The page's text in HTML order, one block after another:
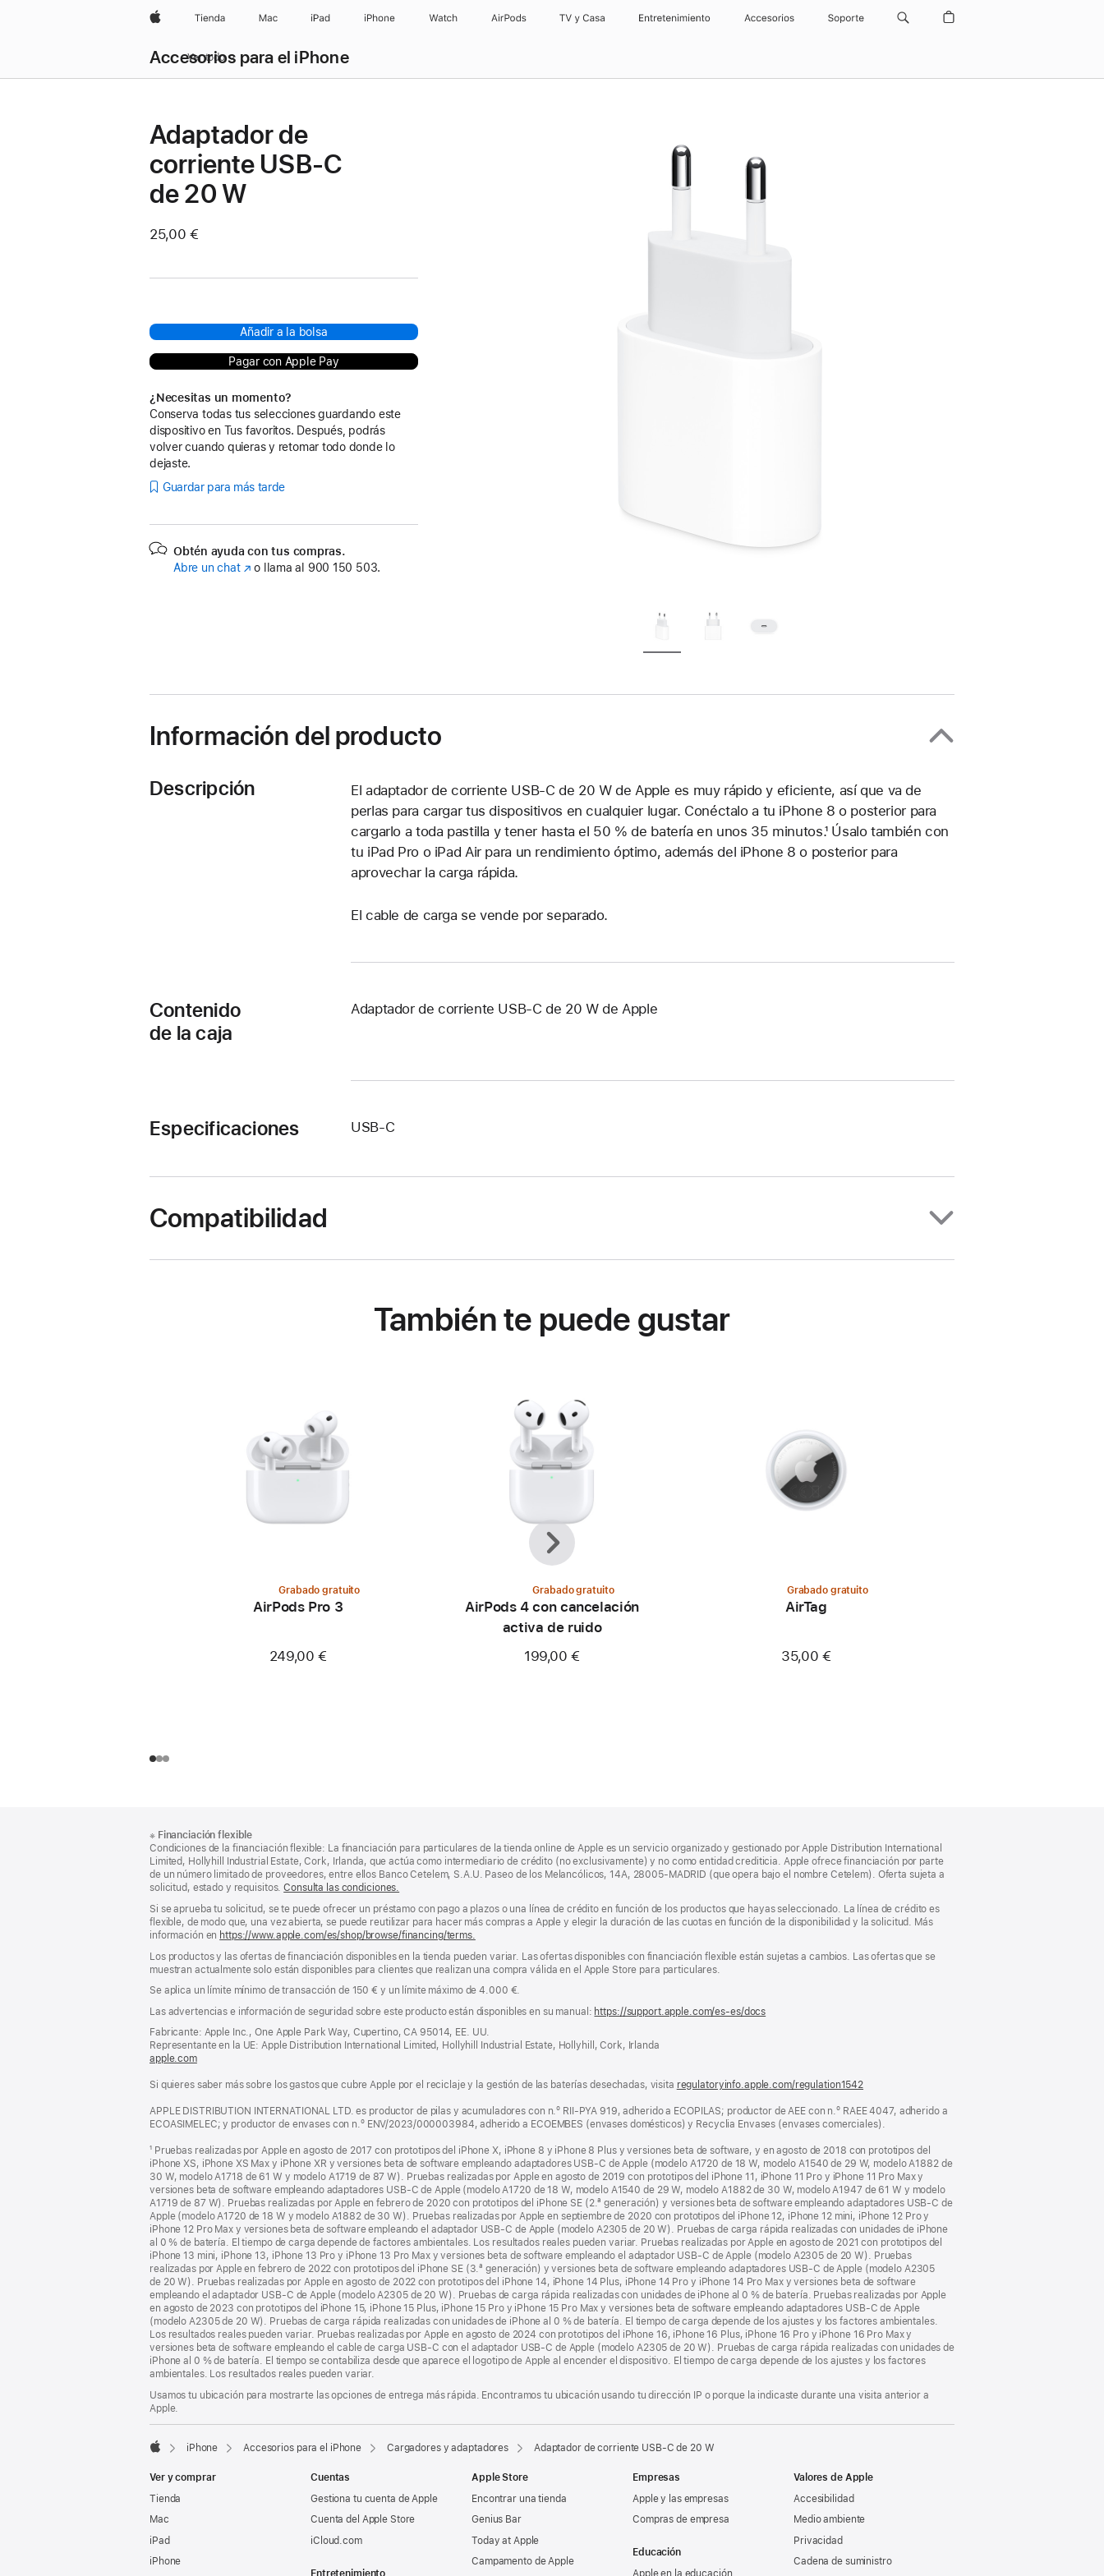
AppleTienda Mac iPad iPhone Watch AirPods TV y Casa Entretenimiento Accesorios Soporte
Accesorios para el iPhone
Ver todo
Adaptador de
corriente USB-C
de 20 W
25,00 €
Añadir a la bolsa
Pagar con Apple Pay
¿Necesitas un momento?
Conserva todas tus selecciones guardando este
dispositivo en Tus favoritos. Después, podrás
volver cuando quieras y retomar todo donde lo
dejaste.
Guardar para más tarde
Obtén ayuda con tus compras.
Abre un chat(Seo llama al 900 150 503.
Información del producto
Descripción
El adaptador de corriente USB-C de 20 W de Apple es muy rápido y eficiente, así que va de
perlas para cargar tus dispositivos en cualquier lugar. Conéctalo a tu iPhone 8 o posterior para
cargarlo a toda pastilla y tener hasta el 50 % de batería en unos 35 minutos.¹ Úsalo también con
tu iPad Pro o iPad Air para un rendimiento óptimo, además del iPhone 8 o posterior para
aprovechar la carga rápida.
El cable de carga se vende por separado.
Contenido
de la caja
Adaptador de corriente USB-C de 20 W de Apple
Especificaciones USB‑C
Compatibilidad
También te puede gustar
Grabado gratuito
AirPods Pro 3
249,00 €
Grabado gratuito
AirPods 4 con cancelación
activa de ruido
199,00 €
Grabado gratuito
AirTag
35,00 €
Anterior
Siguiente
a
pie
de
página
al
pie
※ Financiación flexible
Condiciones de la financiación flexible: La financiación para particulares de la tienda online de Apple es un servicio organizado y gestionado por Apple Distribution International
Limited, Hollyhill Industrial Estate, Cork, Irlanda, que actúa como intermediario de crédito (no exclusivamente) y no como entidad crediticia. Apple ofrece financiación por parte
de un número limitado de proveedores, entre ellos Banco Cetelem, S.A.U. Paseo de los Melancólicos, 14A, 28005-MADRID (que opera bajo el nombre Cetelem). Oferta sujeta a
solicitud, estado y requisitos.Consulta las condiciones.
Si se aprueba tu solicitud, se te puede ofrecer un préstamo con pago a plazos o una línea de crédito en función de los productos que hayas seleccionado. La línea de crédito es
flexible, de modo que, una vez abierta, se puede reutilizar para hacer más compras a Apple y elegir la duración de las cuotas en función de la disponibilidad y la solicitud. Más
información en https://www.apple.com/es/shop/browse/financing/terms.
Los productos y las ofertas de financiación disponibles en la tienda pueden variar. Las ofertas disponibles con financiación flexible están sujetas a cambios. Las ofertas que se
muestran actualmente solo están disponibles para clientes que realizan una compra válida en el Apple Store para particulares.
Se aplica un límite mínimo de transacción de 150 € y un límite máximo de 4.000 €.
Las advertencias e información de seguridad sobre este producto están disponibles en su manual: https://support.apple.com/es-es/docs
nueva)
Fabricante: Apple Inc., One Apple Park Way, Cupertino, CA 95014, EE. UU.
Representante en la UE: Apple Distribution International Limited, Hollyhill Industrial Estate, Hollyhill, Cork, Irlanda
apple.com(se
en
ventana
nueva)
Si quieres saber más sobre los gastos que cubre Apple por el reciclaje y la gestión de las baterías desechadas, visita regulatoryinfo.apple.com/regulation1542
en
una
nueva)
APPLE DISTRIBUTION INTERNATIONAL LTD. es productor de pilas y acumuladores con n.º RII-PYA 919, adherido a ECOPILAS; productor de AEE con n.º RAEE 4047, adherido a
ECOASIMELEC; y productor de envases con n.º ENV/2023/000003984, adherido a ECOEMBES (envases domésticos) y Recyclia Envases (envases comerciales).
¹ Pruebas realizadas por Apple en agosto de 2017 con prototipos del iPhone X, iPhone 8 y iPhone 8 Plus y versiones beta de software, y en agosto de 2018 con prototipos del
iPhone XS, iPhone XS Max y iPhone XR y versiones beta de software empleando adaptadores USB-C de Apple (modelo A1720 de 18 W, modelo A1540 de 29 W, modelo A1882 de
30 W, modelo A1718 de 61 W y modelo A1719 de 87 W). Pruebas realizadas por Apple en agosto de 2019 con prototipos del iPhone 11, iPhone 11 Pro y iPhone 11 Pro Max y
versiones beta de software empleando adaptadores USB‑C de Apple (modelo A1720 de 18 W, modelo A1540 de 29 W, modelo A1882 de 30 W, modelo A1947 de 61 W y modelo
A1719 de 87 W). Pruebas realizadas por Apple en febrero de 2020 con prototipos del iPhone SE (2.ª generación) y versiones beta de software empleando adaptadores USB‑C de
Apple (modelo A1720 de 18 W y modelo A1882 de 30 W). Pruebas realizadas por Apple en septiembre de 2020 con prototipos del iPhone 12, iPhone 12 mini, iPhone 12 Pro y
iPhone 12 Pro Max y versiones beta de software empleando el adaptador USB‑C de Apple (modelo A2305 de 20 W). Pruebas de carga rápida realizadas con unidades de iPhone
al 0 % de batería. El tiempo de carga depende de factores ambientales. Los resultados reales pueden variar. Pruebas realizadas por Apple en agosto de 2021 con prototipos del
iPhone 13 mini, iPhone 13, iPhone 13 Pro y iPhone 13 Pro Max y versiones beta de software empleando el adaptador USB-C de Apple (modelo A2305 de 20 W). Pruebas
realizadas por Apple en febrero de 2022 con prototipos del iPhone SE (3.ª generación) y versiones beta de software empleando adaptadores USB‑C de Apple (modelo A2305
de 20 W). Pruebas realizadas por Apple en agosto de 2022 con prototipos del iPhone 14, iPhone 14 Plus, iPhone 14 Pro y iPhone 14 Pro Max y versiones beta de software
empleando el adaptador USB-C de Apple (modelo A2305 de 20 W). Pruebas de carga rápida realizadas con unidades de iPhone al 0 % de batería. Pruebas realizadas por Apple
en agosto de 2023 con prototipos del iPhone 15, iPhone 15 Plus, iPhone 15 Pro y iPhone 15 Pro Max y versiones beta de software empleando adaptadores USB‑C de Apple
(modelo A2305 de 20 W). Pruebas de carga rápida realizadas con unidades de iPhone al 0 % de batería. El tiempo de carga depende de los ajustes y los factores ambientales.
Los resultados reales pueden variar. Pruebas realizadas por Apple en agosto de 2024 con prototipos del iPhone 16, iPhone 16 Plus, iPhone 16 Pro y iPhone 16 Pro Max y
versiones beta de software empleando el cable de carga USB-C con el adaptador USB‑C de Apple (modelo A2305 de 20 W). Pruebas de carga rápida realizadas con unidades de
iPhone al 0 % de batería. El tiempo se contabiliza desde que aparece el logotipo de Apple al encender el dispositivo. El tiempo de carga depende de los ajustes y los factores
ambientales. Los resultados reales pueden variar.
Usamos tu ubicación para mostrarte las opciones de entrega más rápida. Encontramos tu ubicación usando tu dirección IP o porque la indicaste durante una visita anterior a
Apple.
iPhone Accesorios para el iPhone Cargadores y adaptadores Adaptador de corriente USB-C de 20 W
Ver y comprar
Tienda
Mac
iPad
iPhone
Cuentas
Gestiona tu cuenta de Apple
Cuenta del Apple Store
iCloud.com
Entretenimiento
Apple Store
Encontrar una tienda
Genius Bar
Today at Apple
Campamento de Apple
Empresas
Apple y las empresas
Compras de empresa
Educación
Apple en la educación
Valores de Apple
Accesibilidad
Medio ambiente
Privacidad
Cadena de suministro